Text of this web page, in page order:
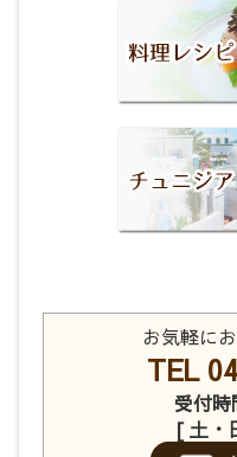
お気軽に
TEL
受付
[ 土・